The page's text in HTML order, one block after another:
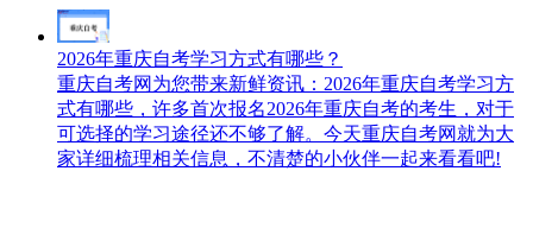
2026年重庆自考学习方式有哪些？
重庆自考网为您带来新鲜资讯：2026年重庆自考学习方
式有哪些，许多首次报名2026年重庆自考的考生，对于
可选择的学习途径还不够了解。今天重庆自考网就为大
家详细梳理相关信息，不清楚的小伙伴一起来看看吧!